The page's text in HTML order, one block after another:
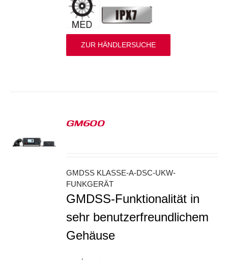
ZUR HÄNDLERSUCHE
GM600
GMDSS KLASSE-A-DSC-UKW-
FUNKGERÄT
GMDSS-Funktionalität in
sehr benutzerfreundlichem
Gehäuse